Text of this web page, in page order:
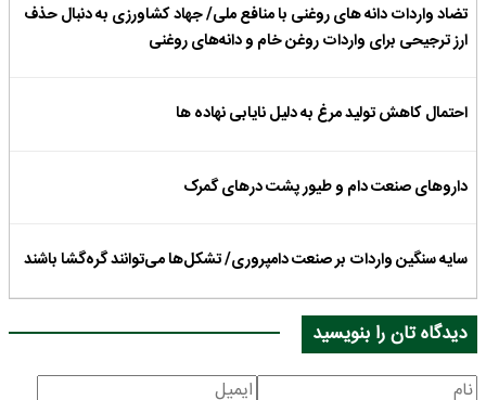
تضاد واردات دانه های روغنی با منافع ملی/ جهاد کشاورزی به دنبال حذف
ارز ترجیحی برای واردات روغن خام و دانه‌های روغنی
احتمال کاهش تولید مرغ به دلیل نایابی نهاده ها
داروهای صنعت دام و طیور پشت درهای گمرک
سایه سنگین واردات بر صنعت دامپروری/ تشکل‌ها می‌توانند گره‌گشا باشند
دیدگاه تان را بنویسید